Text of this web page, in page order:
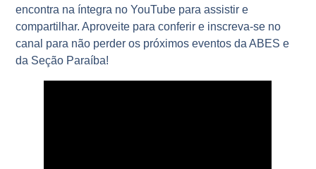
encontra na íntegra no YouTube para assistir e
compartilhar. Aproveite para conferir e inscreva-se no
canal para não perder os próximos eventos da ABES e
da Seção Paraíba!